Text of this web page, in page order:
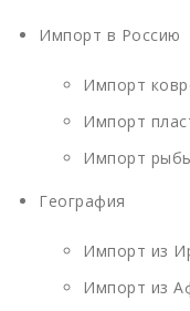
Импорт в Россию
Импорт
Импорт
Импорт
География
Импорт из
Импорт из